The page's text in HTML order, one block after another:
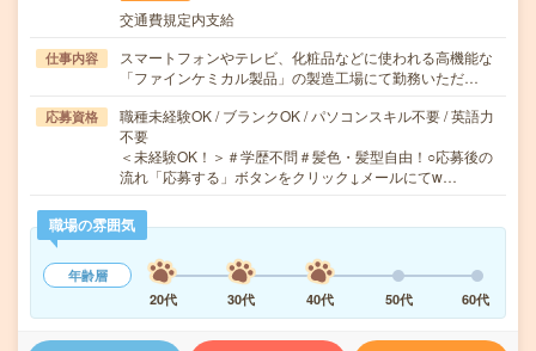
交通費規定内支給
仕事内容
スマートフォンやテレビ、化粧品などに使われる高機能な
「ファインケミカル製品」の製造工場にて勤務いただ…
応募資格
職種未経験OK / ブランクOK / パソコンスキル不要 / 英語力
不要
＜未経験OK！＞＃学歴不問＃髪色・髪型自由！○応募後の
流れ「応募する」ボタンをクリック↓メールにてw…
職場の雰囲気
年齢層
20代
30代 40代 50代 60代